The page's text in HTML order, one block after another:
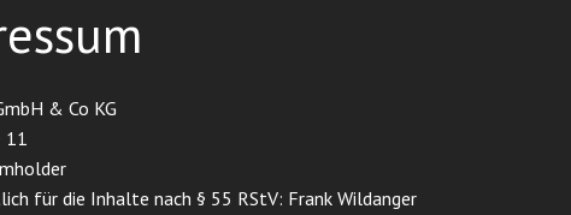
& Co KG
11
für die Inhalte nach § 55 RStV: Frank Wildanger